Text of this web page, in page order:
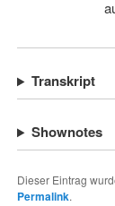
Transkript
Shownotes
Dieser Eintrag
Permalink.